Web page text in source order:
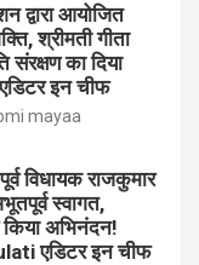
द्वारा आयोजित
श्रीमती गीता
संरक्षण का दिया
इन चीफ
mayaa
विधायक राजकुमार
स्वागत,
अभिनंदन!
एडिटर इन चीफ